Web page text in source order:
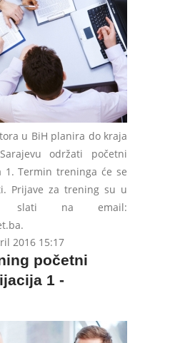
u BiH planira do kraja
održati početni
Termin treninga će se
Prijave za trening su u
slati na email:
.
2016 15:17
početni
1 -